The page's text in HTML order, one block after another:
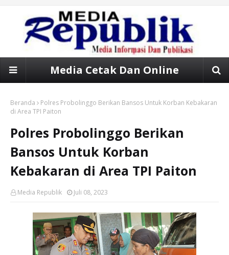
Media Cetak Dan Online
Beranda
Polres Probolinggo Berikan Bansos Untuk Korban Kebakaran
di Area TPI Paiton
Polres Probolinggo Berikan
Bansos Untuk Korban
Kebakaran di Area TPI Paiton
Media Republik Juli 08, 2023